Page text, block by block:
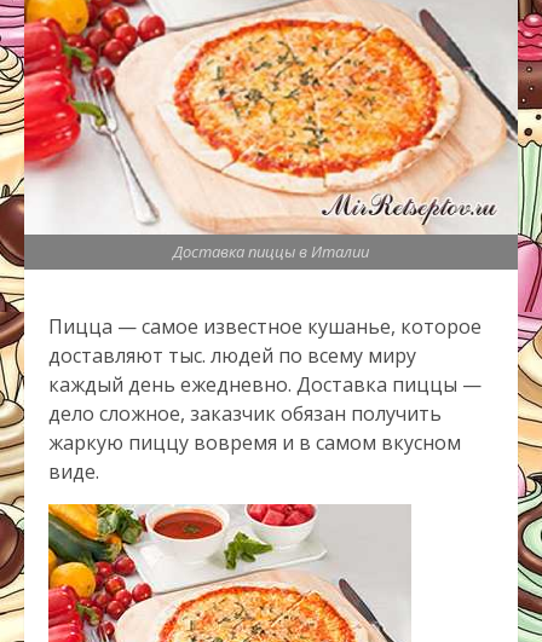
Доставка пиццы в Италии
Пицца — самое известное кушанье, которое
доставляют тыс. людей по всему миру
каждый день ежедневно. Доставка пиццы —
дело сложное, заказчик обязан получить
жаркую пиццу вовремя и в самом вкусном
виде.